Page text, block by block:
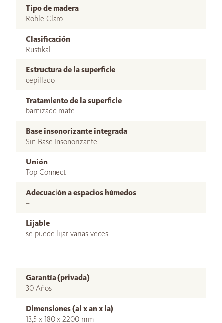
Tipo de madera
Roble Claro
Clasificación
Rustikal
Estructura de la superficie
cepillado
Tratamiento de la superficie
barnizado mate
Base insonorizante integrada
Sin Base Insonorizante
Unión
Top Connect
Adecuación a espacios húmedos
–
Lijable
se puede lijar varias veces
Garantía (privada)
30 Años
Dimensiones (al x an x la)
13,5 x 180 x 2200 mm